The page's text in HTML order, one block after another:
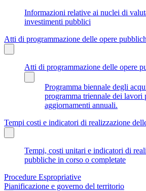
Informazioni relative ai nuclei di
investimenti pubblici
Atti di programmazione delle opere
Atti di programmazione delle opere
Programma biennale degli
programma triennale dei lavori
aggiornamenti annuali.
Tempi costi e indicatori di realizzazione
Tempi, costi unitari e indicatori di
pubbliche in corso o completate
Procedure Espropriative
Pianificazione e governo del territorio